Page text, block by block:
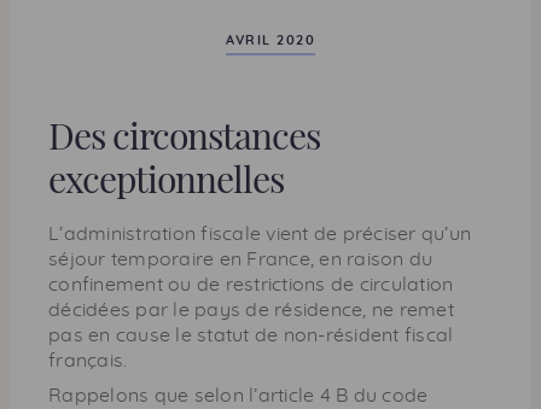
p
e
AVRIL 2020
Des circonstances
exceptionnelles
L’administration fiscale vient de préciser qu’un
séjour temporaire en France, en raison du
confinement ou de restrictions de circulation
décidées par le pays de résidence, ne remet
pas en cause le statut de non-résident fiscal
français.
Rappelons que selon l’article 4 B du code